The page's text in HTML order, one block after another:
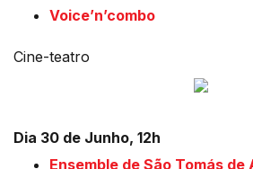
Voice’n’combo
Cine-teatro
Dia 30 de Junho, 12h
Ensemble de São Tomás de